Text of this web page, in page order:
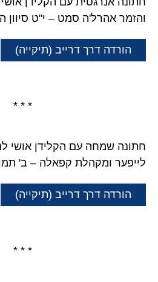
והזמר אהרל'ה סמט – י"ט סיוון
הורדה דרך דרייב (תיקייה)
* * *
חתונה שמחה עם הקלידן אושי
לייפער ומקהלת קפאלה – ב'
הורדה דרך דרייב (תיקייה)
* * *